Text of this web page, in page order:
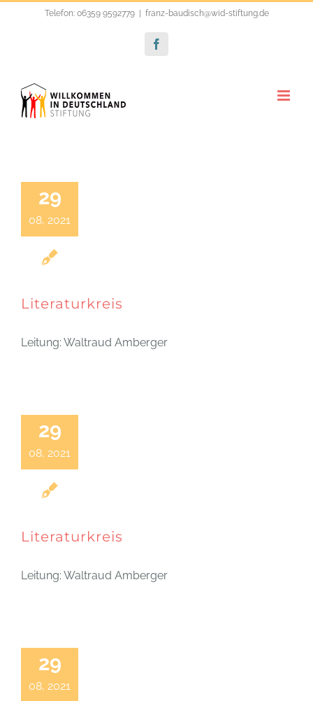
Telefon: 06359 9592779 franz-baudisch@wid-stiftung.de
Facebook
29
08, 2021
Literaturkreis
Leitung: Waltraud Amberger
29
08, 2021
Literaturkreis
Leitung: Waltraud Amberger
29
08, 2021